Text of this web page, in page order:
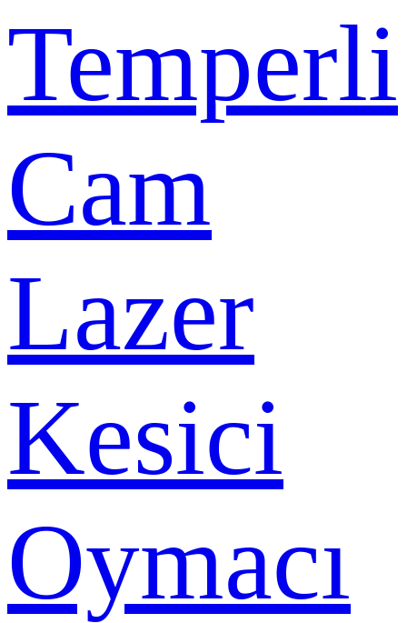
Temperli
Cam
Lazer
Kesici
Oymacı